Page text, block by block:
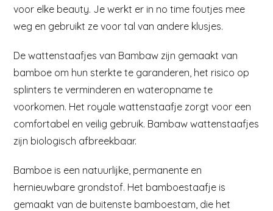
voor elke beauty. Je werkt er in no time foutjes mee
weg en gebruikt ze voor tal van andere klusjes.
De wattenstaafjes van Bambaw zijn gemaakt van
bamboe om hun sterkte te garanderen, het risico op
splinters te verminderen en wateropname te
voorkomen. Het royale wattenstaafje zorgt voor een
comfortabel en veilig gebruik. Bambaw wattenstaafjes
zijn biologisch afbreekbaar.
Bamboe is een natuurlijke, permanente en
hernieuwbare grondstof. Het bamboestaafje is
gemaakt van de buitenste bamboestam, die het